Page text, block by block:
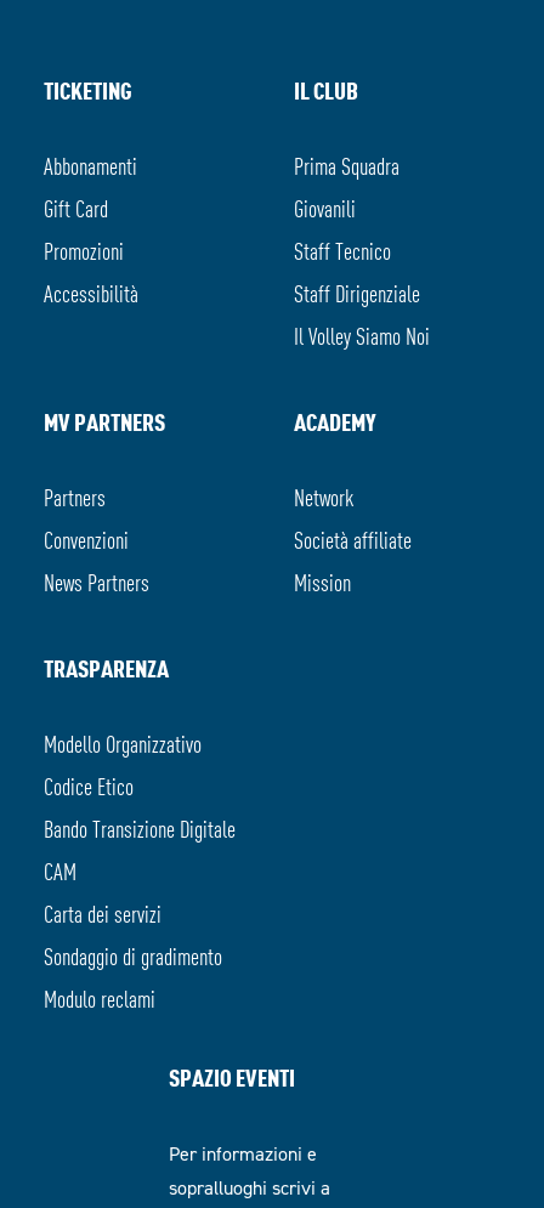
TICKETING
Abbonamenti
Gift Card
Promozioni
Accessibilità
IL CLUB
Prima Squadra
Giovanili
Staff Tecnico
Staff Dirigenziale
Il Volley Siamo Noi
MV PARTNERS
Partners
Convenzioni
News Partners
ACADEMY
Network
Società affiliate
Mission
TRASPARENZA
Modello Organizzativo
Codice Etico
Bando Transizione Digitale
CAM
Carta dei servizi
Sondaggio di gradimento
Modulo reclami
SPAZIO EVENTI
Per informazioni e
sopralluoghi scrivi a